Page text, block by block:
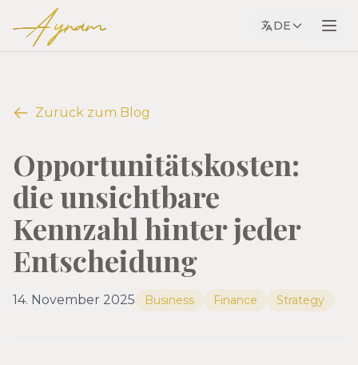
Ayram DE
Zurück zum Blog
Opportunitätskosten:
die unsichtbare
Kennzahl hinter jeder
Entscheidung
14. November 2025 Business Finance Strategy